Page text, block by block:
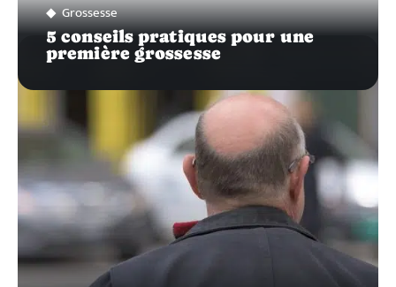
Grossesse
5 conseils pratiques pour une
première grossesse